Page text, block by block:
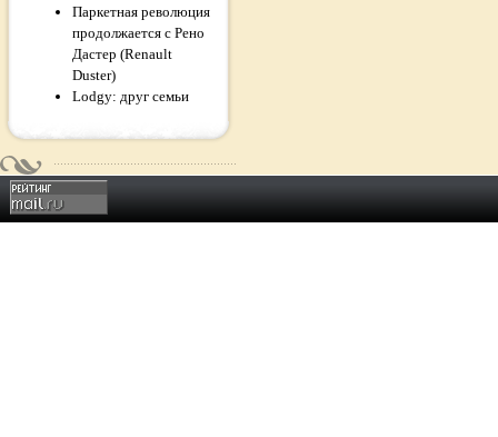
Паркетная революция
продолжается с Рено
Дастер (Renault
Duster)
Lodgy: друг семьи